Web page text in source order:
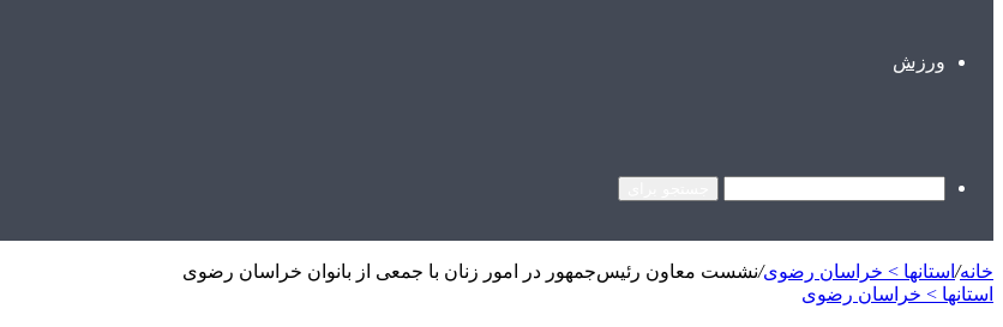
ورزش
خانه/ استانها > خراسان رضوی/نشست معاون رئیس‌جمهور در امور زنان با جمعی از بانوان خراسان رضوی
استانها > خراسان رضوی